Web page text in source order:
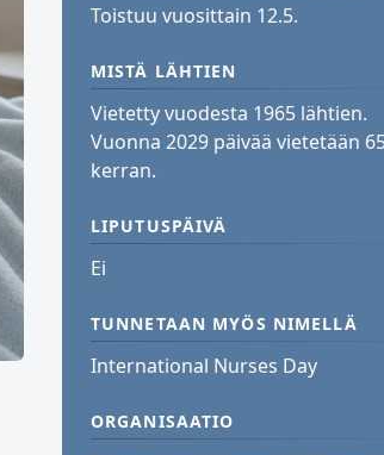
Toistuu vuosittain 12.5.
MISTÄ LÄHTIEN
Vietetty vuodesta 1965 lähtien.
Vuonna 2029 päivää vietetään
kerran.
LIPUTUSPÄIVÄ
Ei
TUNNETAAN MYÖS NIMELLÄ
International Nurses Day
ORGANISAATIO